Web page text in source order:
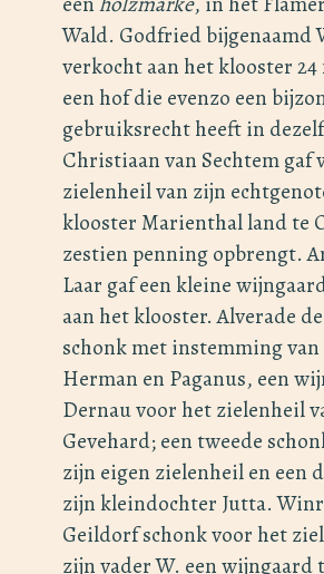
Wald. Godfried bijgenaamd
verkocht aan het klooster 24
een hof die evenzo een
gebruiksrecht heeft in
Christiaan van Sechtem gaf
zielenheil van zijn
klooster Marienthal land te
zestien penning opbrengt.
Laar gaf een kleine
aan het klooster. Alverade
schonk met instemming
Herman en Paganus, een
Dernau voor het zielenheil
Gevehard; een tweede
zijn eigen zielenheil en een
zijn kleindochter Jutta.
Geildorf schonk voor het
zijn vader W. een wijngaard